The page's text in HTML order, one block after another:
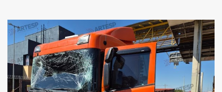
veículo, o trânsito estava lento e congestionado devido a obras
realizadas na rodovia, momento em que ocorreu o impacto. Com
a violência da colisão, o motociclista foi arremessado ao solo.
Testemunhas relataram que o capacete teria se desprendido
durante o acidente. O jovem sofreu ferimentos gravíssimos e
morreu ainda no local. Equipes de resgate e de atendimento da